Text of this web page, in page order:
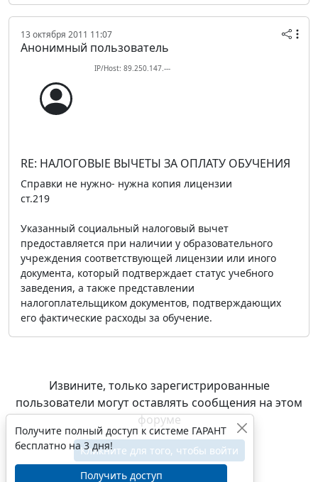
13 октября 2011 11:07
Анонимный пользователь
IP/Host: 89.250.147.---
RE: НАЛОГОВЫЕ ВЫЧЕТЫ ЗА ОПЛАТУ ОБУЧЕНИЯ
Справки не нужно- нужна копия лицензии
ст.219
Указанный социальный налоговый вычет
предоставляется при наличии у образовательного
учреждения соответствующей лицензии или иного
документа, который подтверждает статус учебного
заведения, а также представлении
налогоплательщиком документов, подтверждающих
его фактические расходы за обучение.
Извините, только зарегистрированные
пользователи могут оставлять сообщения на этом
форуме
Кликните для того, чтобы войти
Получите полный доступ к системе ГАРАНТ
бесплатно на 3 дня!
Получить доступ